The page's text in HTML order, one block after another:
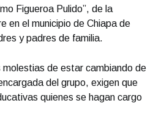
Figueroa Pulido”, de la
en el municipio de Chiapa de
y padres de familia.
molestias de estar cambiando de
del grupo, exigen que
quienes se hagan cargo